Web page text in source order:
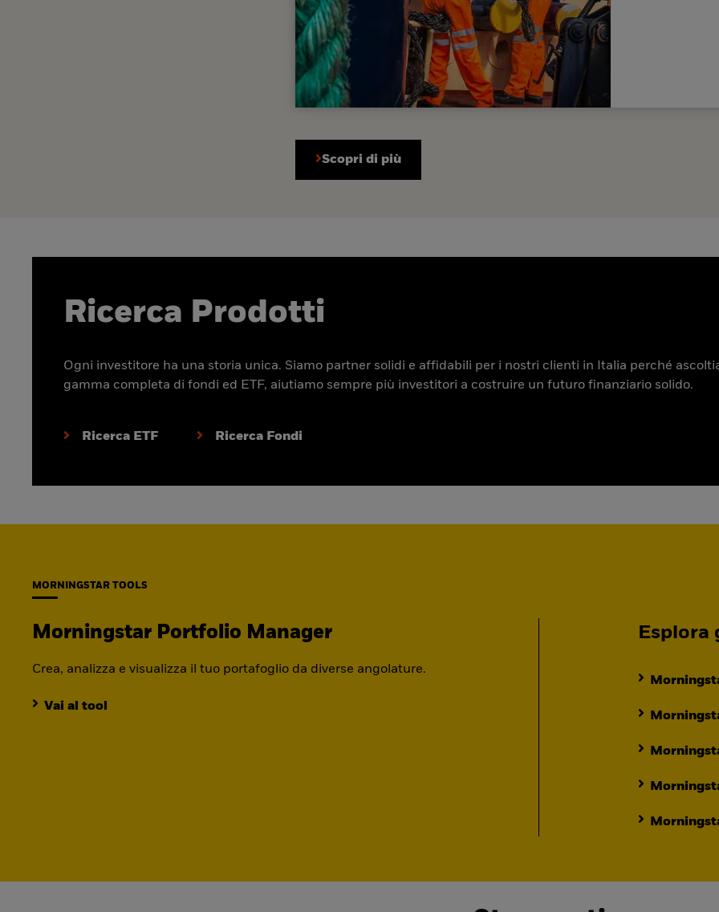
Scopri di più
Ricerca Prodotti
Ogni investitore ha una storia unica. Siamo partner solidi e affidabili per i nostri clienti in Italia perché
gamma completa di fondi ed ETF, aiutiamo sempre più investitori a costruire un futuro finanziario solido.
Ricerca ETF Ricerca Fondi
MORNINGSTAR TOOLS
Morningstar Portfolio Manager
Crea, analizza e visualizza il tuo portafoglio da diverse angolature.
Vai al tool
Esplora